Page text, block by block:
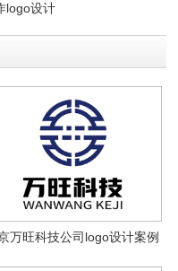
logo设计
万旺科技公司logo设计案例